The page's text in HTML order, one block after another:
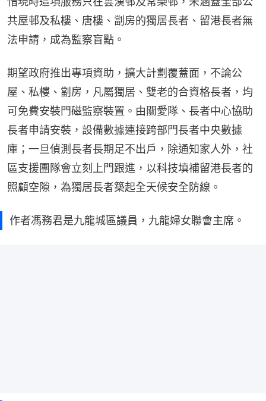
共屋邨及私樓、唐樓、劏房的獨居長者、留港長者無
法申請，成為監察盲點。
期望政府推出專項資助，擴大計劃覆蓋面，不論公
屋、私樓、劏房，凡屬獨居、雙老的合資格長者，均
可免費安裝門磁監察裝置。由關愛隊、長者中心協助
長者申請安裝，設備數據連接跨部門長者中央數據
庫；一旦偵測長者長期足不出戶，除通知家人外，社
區支援團隊會立刻上門跟進，以科技填補留港長者的
照顧空隙，為獨居長者築起全天候安全防線。
作者馮務君是九龍城區議員，九龍婦女聯會主席。